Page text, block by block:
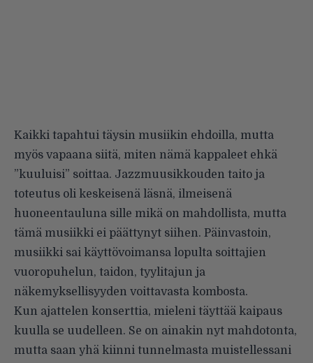
Kaikki tapahtui täysin musiikin ehdoilla, mutta
myös vapaana siitä, miten nämä kappaleet ehkä
”kuuluisi” soittaa. Jazzmuusikkouden taito ja
toteutus oli keskeisenä läsnä, ilmeisenä
huoneentauluna sille mikä on mahdollista, mutta
tämä musiikki ei päättynyt siihen. Päinvastoin,
musiikki sai käyttövoimansa lopulta soittajien
vuoropuhelun, taidon, tyylitajun ja
näkemyksellisyyden voittavasta kombosta.
Kun ajattelen konserttia, mieleni täyttää kaipaus
kuulla se uudelleen. Se on ainakin nyt mahdotonta,
mutta saan yhä kiinni tunnelmasta muistellessani